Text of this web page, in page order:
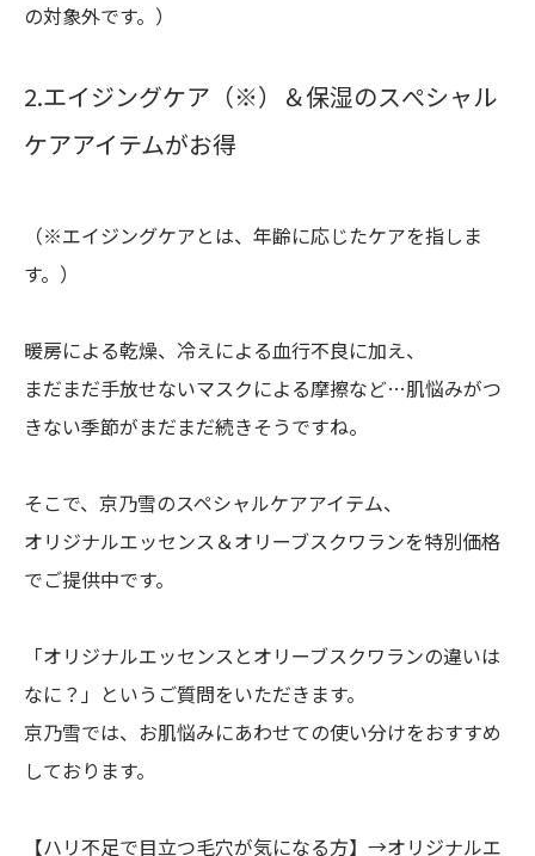
の対象外です。）
2.エイジングケア（※）＆保湿のスぺシャル
ケアアイテムがお得
（※エイジングケアとは、年齢に応じたケアを指しま
す。）
暖房による乾燥、冷えによる血行不良に加え、
まだまだ手放せないマスクによる摩擦など…肌悩みがつ
きない季節がまだまだ続きそうですね。
そこで、京乃雪のスペシャルケアアイテム、
オリジナルエッセンス＆オリーブスクワランを特別価格
でご提供中です。
「オリジナルエッセンスとオリーブスクワランの違いは
なに？」というご質問をいただきます。
京乃雪では、お肌悩みにあわせての使い分けをおすすめ
しております。
【ハリ不足で目立つ毛穴が気になる方】→オリジナルエ